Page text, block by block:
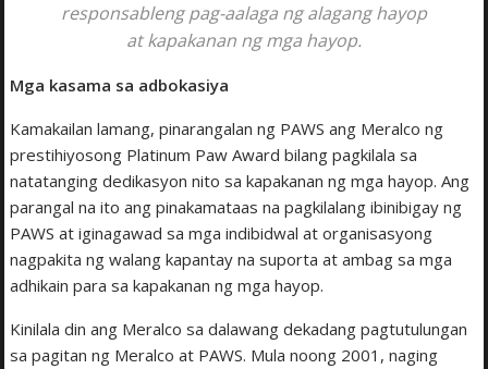
responsableng pag-aalaga ng alagang hayop
at kapakanan ng mga hayop.
Mga kasama sa adbokasiya
Kamakailan lamang, pinarangalan ng PAWS ang Meralco ng
prestihiyosong Platinum Paw Award bilang pagkilala sa
natatanging dedikasyon nito sa kapakanan ng mga hayop. Ang
parangal na ito ang pinakamataas na pagkilalang ibinibigay ng
PAWS at iginagawad sa mga indibidwal at organisasyong
nagpakita ng walang kapantay na suporta at ambag sa mga
adhikain para sa kapakanan ng mga hayop.
Kinilala din ang Meralco sa dalawang dekadang pagtutulungan
sa pagitan ng Meralco at PAWS. Mula noong 2001, naging